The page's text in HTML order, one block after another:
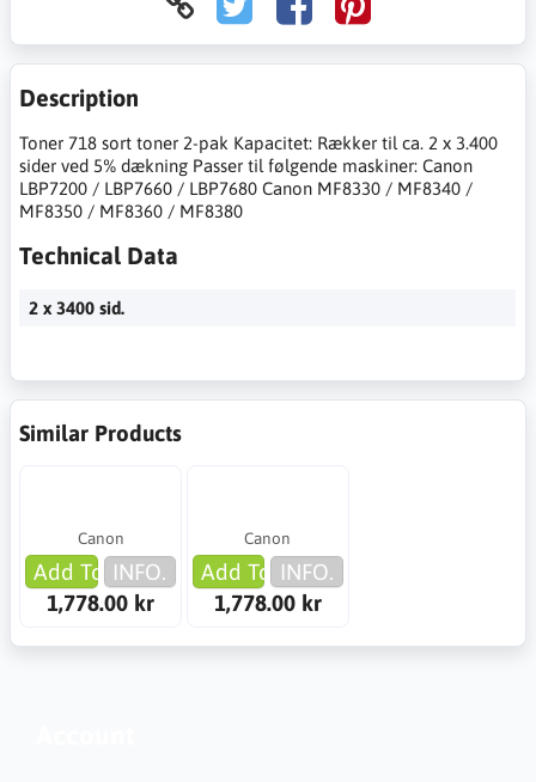
Description
Toner 718 sort toner 2-pak Kapacitet: Rækker til ca. 2 x 3.400
sider ved 5% dækning Passer til følgende maskiner: Canon
LBP7200 / LBP7660 / LBP7680 Canon MF8330 / MF8340 /
MF8350 / MF8360 / MF8380
Technical Data
2 x 3400 sid.
Similar Products
Canon
Add To Cart
INFO.
1,778.00 kr
Canon
Add To Cart
INFO.
1,778.00 kr